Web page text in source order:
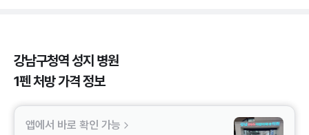
강남구청역 성지 병원
1펜 처방 가격 정보
앱에서 바로 확인 가능